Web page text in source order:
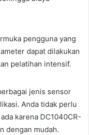
pengguna yang
dapat dilakukan
pelatihan intensif.
jenis sensor
Anda tidak perlu
karena DC1040CR-
dengan mudah.